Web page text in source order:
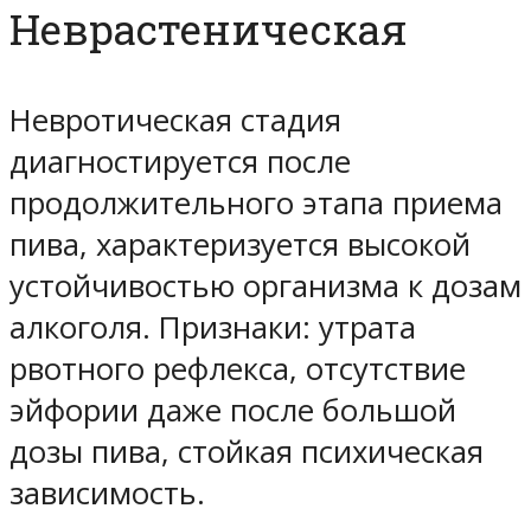
Неврастеническая
Невротическая стадия
диагностируется после
продолжительного этапа приема
пива, характеризуется высокой
устойчивостью организма к дозам
алкоголя. Признаки: утрата
рвотного рефлекса, отсутствие
эйфории даже после большой
дозы пива, стойкая психическая
зависимость.